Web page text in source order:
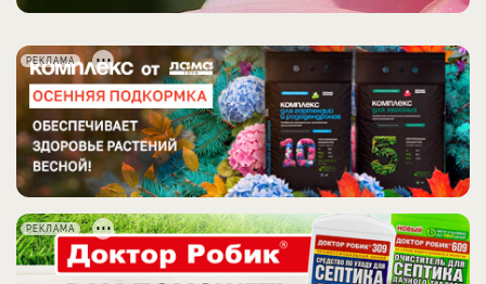
РЕКЛАМА
РЕКЛАМА